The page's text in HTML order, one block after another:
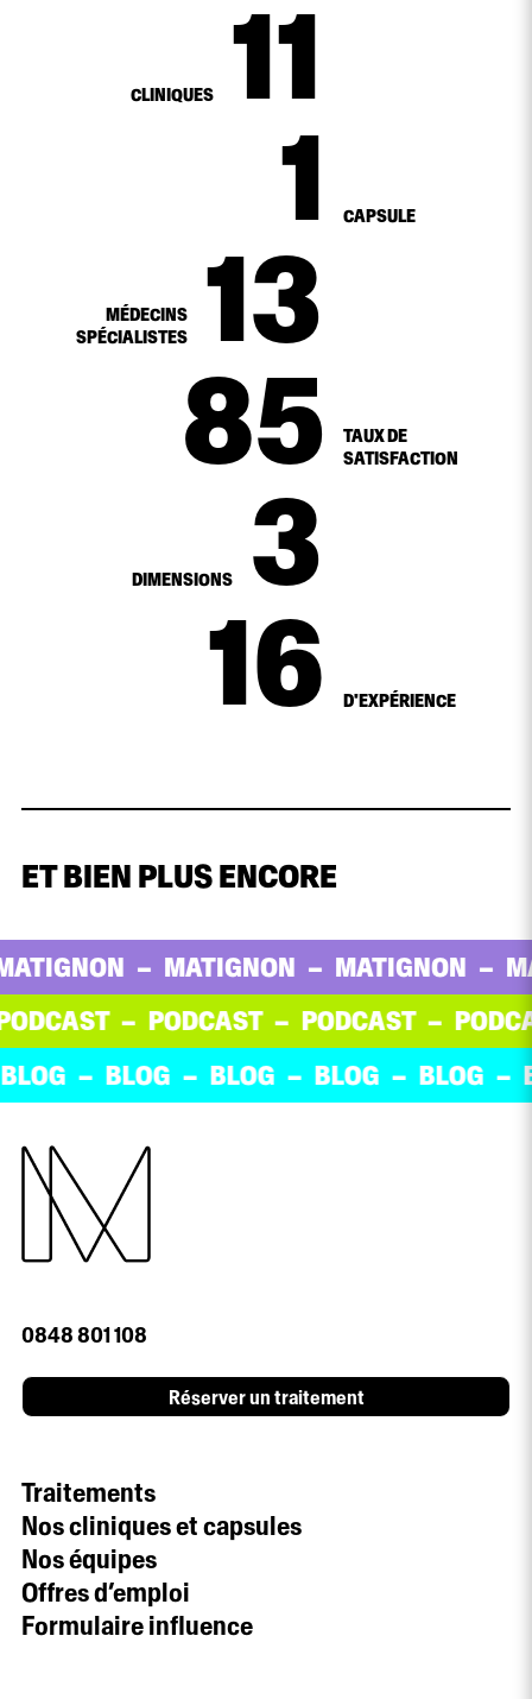
12
CLINIQUES
1 CAPSULE
14
MÉDECINS
SPÉCIALISTES
96
TAUX DE
SATISFACTION
3
DIMENSIONS
18 D'EXPÉRIENCE
ET BIEN PLUS ENCORE
MATIGNON MATIGNON
PODCAST PODCAST
BLOG BLOG BLOG BLOG
0848 801 108
Réserver un traitement
Traitements
Nos cliniques et capsules
Nos équipes
Offres d’emploi
Formulaire influence